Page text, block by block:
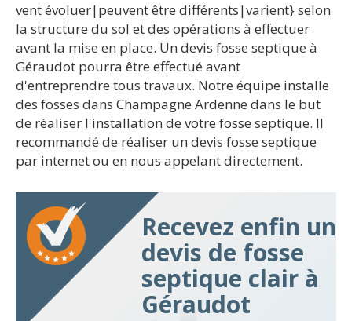
vent évoluer|peuvent être différents|varient} selon
la structure du sol et des opérations à effectuer
avant la mise en place. Un devis fosse septique à
Géraudot pourra être effectué avant
d'entreprendre tous travaux. Notre équipe installe
des fosses dans Champagne Ardenne dans le but
de réaliser l'installation de votre fosse septique. Il
recommandé de réaliser un devis fosse septique
par internet ou en nous appelant directement.
Recevez enfin un
devis de fosse
septique clair à
Géraudot